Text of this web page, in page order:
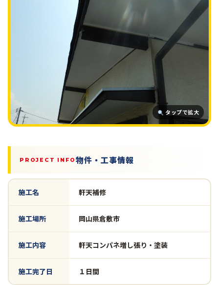
タップで拡大
PROJECT INFO物件・工事情報
施工名 軒天補修
施工場所 岡山県倉敷市
施工内容 軒天コンパネ増し張り・塗装
施工完了日 １日間